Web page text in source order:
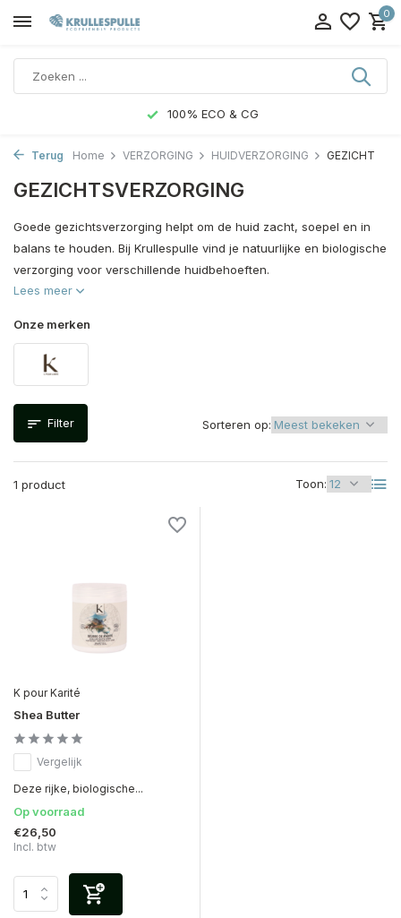
0
100% ECO & CG
Terug Home VERZORGING HUIDVERZORGING GEZICHT
GEZICHTSVERZORGING
Goede gezichtsverzorging helpt om de huid zacht, soepel en in
balans te houden. Bij Krullespulle vind je natuurlijke en biologische
verzorging voor verschillende huidbehoeften.
Lees meer
Onze merken
Filter
1 product Toon:
Sorteren op:
K pour Karité
Shea Butter
Vergelijk
Deze rijke, biologische...
Op voorraad
€26,50
Incl. btw